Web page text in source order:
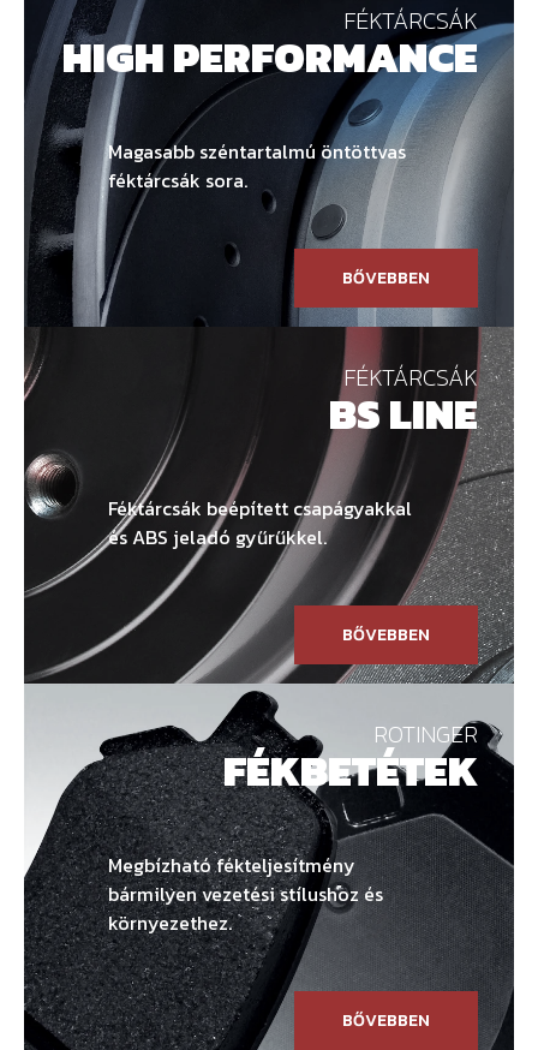
FÉKTÁRCSÁK
HIGH PERFORMANCE
Magasabb széntartalmú öntöttvas
féktárcsák sora.
BŐVEBBEN
FÉKTÁRCSÁK
BS LINE
Féktárcsák beépített csapágyakkal
és ABS jeladó gyűrűkkel.
BŐVEBBEN
ROTINGER
FÉKBETÉTEK
Megbízható fékteljesítmény
bármilyen vezetési stílushoz és
környezethez.
BŐVEBBEN